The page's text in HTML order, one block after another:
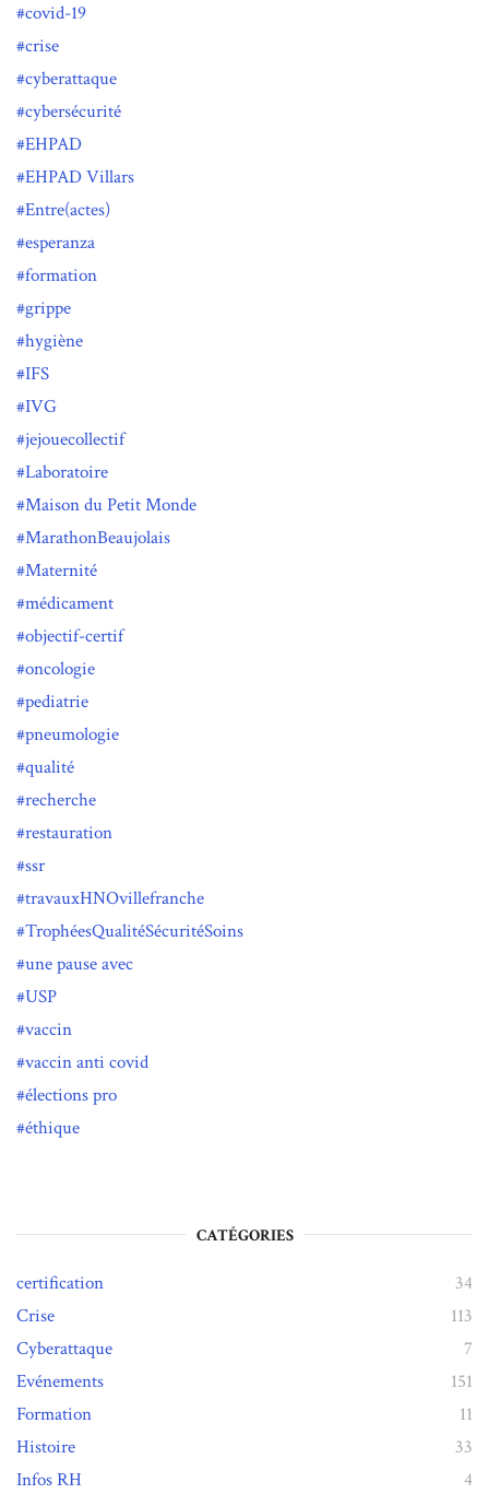
covid-19
crise
cyberattaque
cybersécurité
EHPAD
EHPAD Villars
Entre(actes)
esperanza
formation
grippe
hygiène
IFS
IVG
jejouecollectif
Laboratoire
Maison du Petit Monde
MarathonBeaujolais
Maternité
médicament
objectif-certif
oncologie
pediatrie
pneumologie
qualité
recherche
restauration
ssr
travauxHNOvillefranche
TrophéesQualitéSécuritéSoins
une pause avec
USP
vaccin
vaccin anti covid
élections pro
éthique
CATÉGORIES
certification
34
Crise
113
Cyberattaque
7
Evénements
151
Formation
11
Histoire
33
Infos RH
4